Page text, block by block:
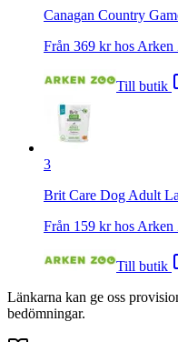
Canagan Country
Från 369 kr hos Arken
Till butik
3
Brit Care Dog Adult
Från 159 kr hos Arken
Till butik
Länkarna kan ge oss
bedömningar.